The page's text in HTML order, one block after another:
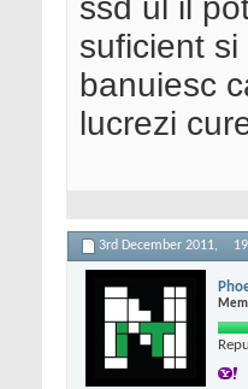
ssd ul il
suficient
banuiesc
lucrezi
3rd December 2011,